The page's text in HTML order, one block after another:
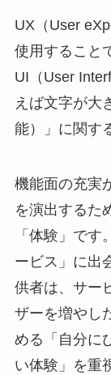
UX（User
使用すること
UI（User
えば文字が大
能）」に関す
機能面の充実
を演出するた
「体験」で
ービス」に出
供者は、サー
ザーを増やし
める「自分に
い体験」を重